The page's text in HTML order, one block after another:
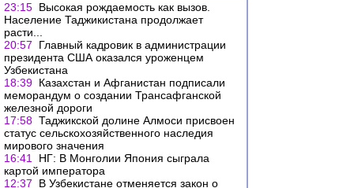
23:15 Высокая рождаемость как вызов.
Население Таджикистана продолжает
расти...
20:57
Главный кадровик в администрации
президента США оказался уроженцем
Узбекистана
18:39 Казахстан и Афганистан подписали
меморандум о создании Трансафганской
железной дороги
17:58 Таджикской долине Алмоси присвоен
статус сельскохозяйственного наследия
мирового значения
16:41
НГ: В Монголии Япония сыграла
картой императора
12:37
В Узбекистане отменяется закон о